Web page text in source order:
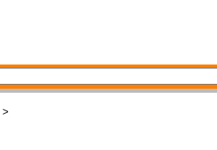
>